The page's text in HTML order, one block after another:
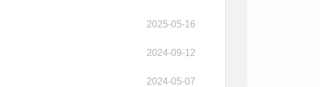
2025-05-16
2024-09-12
2024-05-07